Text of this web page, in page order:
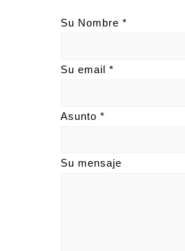
Su Nombre *
Su email *
Asunto *
Su mensaje